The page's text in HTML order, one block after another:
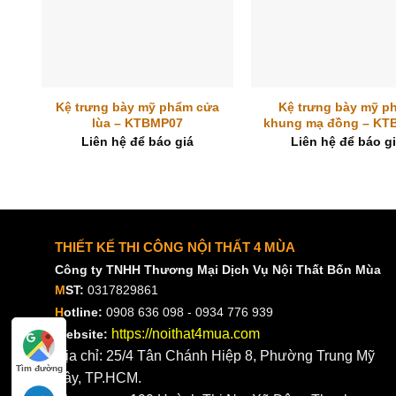
Kệ trưng bày mỹ phẩm cửa
lùa – KTBMP07
Liên hệ để báo giá
Kệ trưng bày mỹ
khung mạ đồng –
Liên hệ để báo
THIẾT KẾ THI CÔNG NỘI THẤT 4 MÙA
Công ty TNHH Thương Mại Dịch Vụ Nội Thất Bốn Mùa
MST: 0317829861
Hotline: 0908 636 098 - 0934 776 939
ebsite: https://noithat4mua.com
Địa chỉ: 25/4 Tân Chánh Hiệp 8, Phường Trung Mỹ
Tây, TP.HCM.
Tìm đường